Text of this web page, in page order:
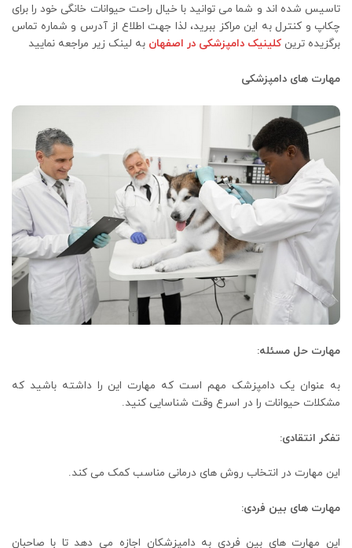
تاسیس شده اند و شما می توانید با خیال راحت حیوانات خانگی خود را برای
چکاپ و کنترل به این مراکز ببرید، لذا جهت اطلاع از آدرس و شماره تماس
برگزیده ترین کلینیک دامپزشکی در اصفهان به لینک زیر مراجعه نمایید
مهارت های دامپزشکی
مهارت حل مسئله:
به عنوان یک دامپزشک مهم است که مهارت این را داشته باشید که
مشکلات حیوانات را در اسرع وقت شناسایی کنید.
تفکر انتقادی:
این مهارت در انتخاب روش های درمانی مناسب کمک می کند.
مهارت های بین فردی:
این مهارت های بین فردی به دامپزشکان اجازه می دهد تا با صاحبان